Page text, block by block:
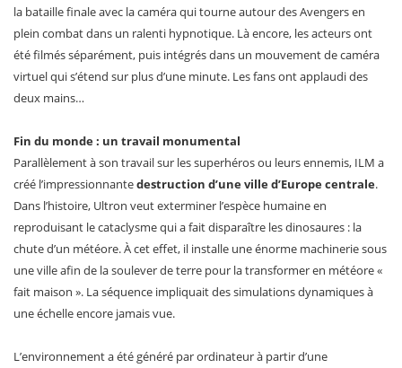
la bataille finale avec la caméra qui tourne autour des Avengers en
plein combat dans un ralenti hypnotique. Là encore, les acteurs ont
été filmés séparément, puis intégrés dans un mouvement de caméra
virtuel qui s’étend sur plus d’une minute. Les fans ont applaudi des
deux mains…
Fin du monde : un travail monumental
Parallèlement à son travail sur les superhéros ou leurs ennemis, ILM a
créé l’impressionnantedestruction d’une ville d’Europe centrale.
Dans l’histoire, Ultron veut exterminer l’espèce humaine en
reproduisant le cataclysme qui a fait disparaître les dinosaures : la
chute d’un météore. À cet effet, il installe une énorme machinerie sous
une ville afin de la soulever de terre pour la transformer en météore «
fait maison ». La séquence impliquait des simulations dynamiques à
une échelle encore jamais vue.
L’environnement a été généré par ordinateur à partir d’une